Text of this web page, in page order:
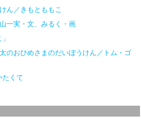
ん／きもとももこ
一実・文、みるく・画
のおひめさまのだいぼうけん／トム・ゴ
たくて